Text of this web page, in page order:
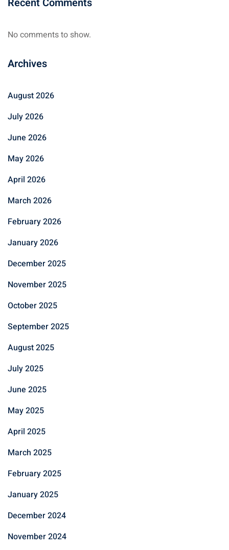
No comments to show.
Archives
August 2026
July 2026
June 2026
May 2026
April 2026
March 2026
February 2026
January 2026
December 2025
November 2025
October 2025
September 2025
August 2025
July 2025
June 2025
May 2025
April 2025
March 2025
February 2025
January 2025
December 2024
November 2024